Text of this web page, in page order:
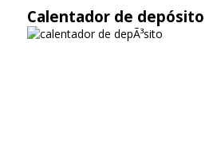
Calentador de depósito